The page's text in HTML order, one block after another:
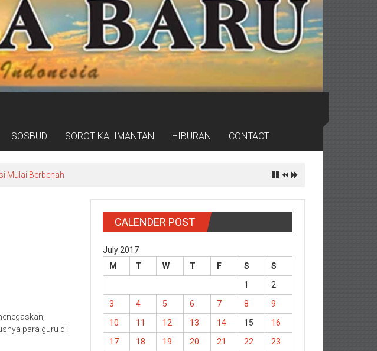
SOSBUD SOROT KALIMANTAN HIBURAN CONTACT
Mulai Berbenah
para guru di
CALENDER POST
July 2017
M
T W T F S
S
1
2
3
4 5 6 7 8
9
10
11 12 13 14 15
16
17
18 19 20 21 22
23